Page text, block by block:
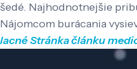
šedé. Najhodnotnejšie
Nájomcom burácania
lacnéStránka článku